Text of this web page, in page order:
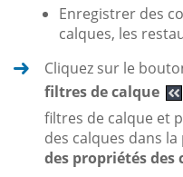
Enregistrer des
calques, les
Cliquez sur le
filtres de calque
filtres de calque et
des calques dans
des propriétés des